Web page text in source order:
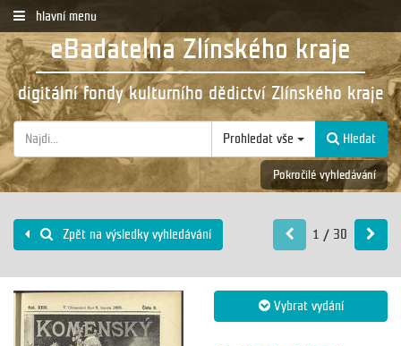
hlavní menu
eBadatelna Zlínského kraje
digitální fondy kulturního dědictví Zlínského kraje
Prohledat vše Hledat
Pokročilé vyhledávání
Zpět na výsledky vyhledávání 1 / 30
Vybrat vydání